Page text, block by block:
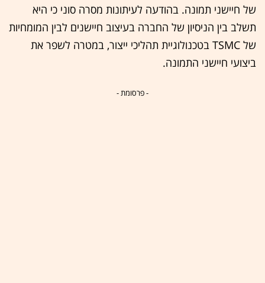
של חיישני תמונה. בהודעה לעיתונות מסרה סוני כי היא
תשלב בין הניסיון של החברה בעיצוב חיישנים לבין המומחיות
של TSMC בטכנולוגיית תהליכי ייצור, במטרה לשפר את
ביצועי חיישני התמונה.
- פרסומת -